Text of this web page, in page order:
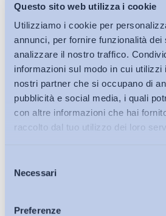
Questo sito web utilizza i cookie
Utilizziamo i cookie per
annunci, per fornire funzionalità dei
analizzare il nostro traffico.
informazioni sul modo in cui utilizzi
nostri partner che si occupano di
pubblicità e social media, i quali
con altre informazioni che hai
raccolto dal tuo utilizzo dei loro
delNecessari
Preferenze
Bollettini ADAPT
Articoli